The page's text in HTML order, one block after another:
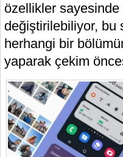
özellikler sayesinde
değiştirilebiliyor, bu
herhangi bir
yaparak çekim